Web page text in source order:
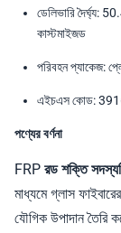
ডেলিভারি
কাস্টমাইজড
পরিবহন প্যাকেজ:
এইচএস কোড:
পণ্যের বর্ণনা
FRP রড শক্তি
মাধ্যমে গ্লাস
যৌগিক উপাদান তৈরি